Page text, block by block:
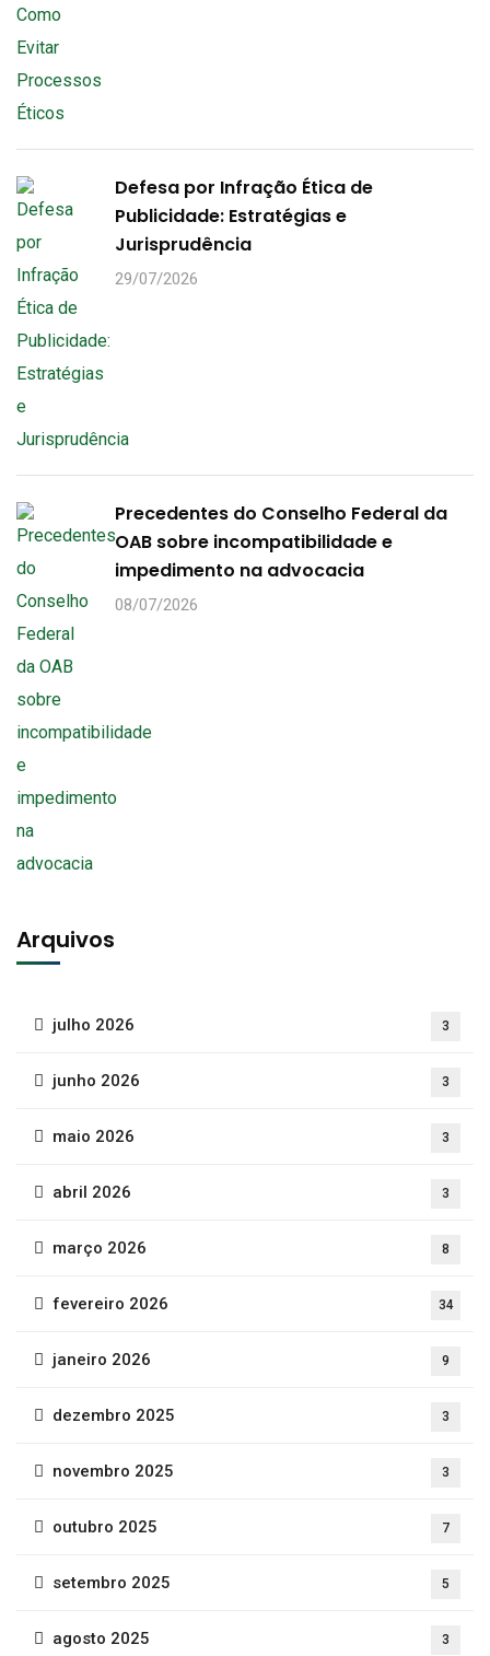
Defesa por Infração Ética de
Publicidade: Estratégias e
Jurisprudência
29/07/2026
Precedentes do Conselho Federal da
OAB sobre incompatibilidade e
impedimento na advocacia
08/07/2026
Arquivos
julho 2026 3
junho 2026 3
maio 2026 3
abril 2026 3
março 2026 8
fevereiro 2026 34
janeiro 2026 9
dezembro 2025 3
novembro 2025 3
outubro 2025 7
setembro 2025 5
agosto 2025 3